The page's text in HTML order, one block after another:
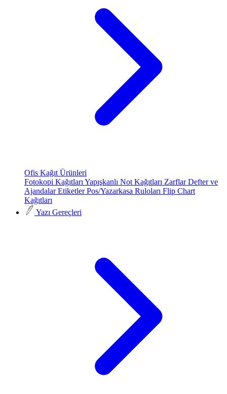
Ofis Kağıt Ürünleri
Fotokopi Kağıtları Yapışkanlı Not Kağıtları ZarflarDefter ve
AjandalarEtiketlerPos/Yazarkasa Ruloları Flip Chart
Kağıtları
Yazı Gereçleri